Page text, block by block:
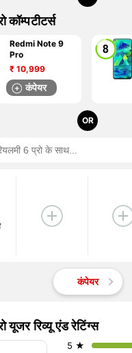
कॉम्पटीटर्स
Redmi Note 9
Pro
₹ 10,999
कंपेयर
OR
कंपेयर
यूजर रिव्यू एंड रेटिंग्स
5 ★